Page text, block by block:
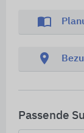
import_contacts
location_on
Passende